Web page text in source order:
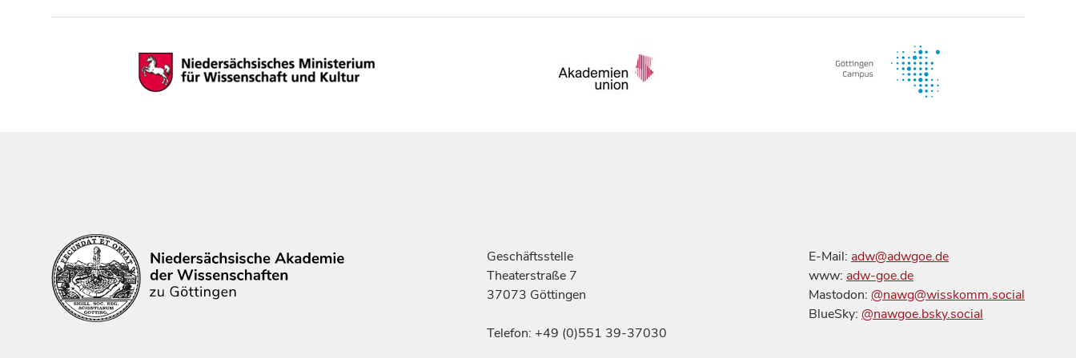
Geschäftsstelle
Theaterstraße 7
37073 Göttingen
Telefon: +49 (0)551 39-37030
E-Mail: adw@adwgoe.de
www: adw-goe.de
Mastodon: @nawg@wisskomm.social
BlueSky: @nawgoe.bsky.social